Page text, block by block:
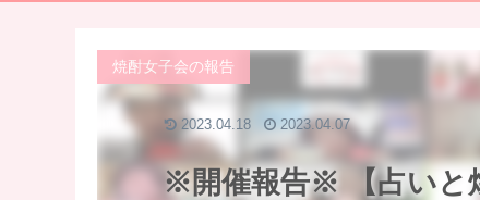
※開催報告※ 【占いと
焼酎女子会の報告
2023.04.18 2023.04.07